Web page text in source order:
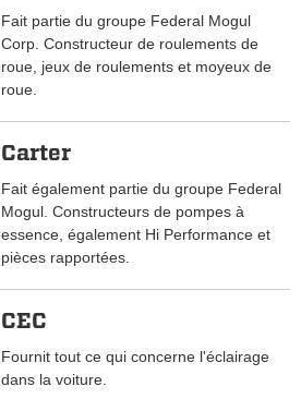
Fait partie du groupe Federal Mogul
Corp. Constructeur de roulements de
roue, jeux de roulements et moyeux de
roue.
Carter
Fait également partie du groupe Federal
Mogul. Constructeurs de pompes à
essence, également Hi Performance et
pièces rapportées.
CEC
Fournit tout ce qui concerne l'éclairage
dans la voiture.